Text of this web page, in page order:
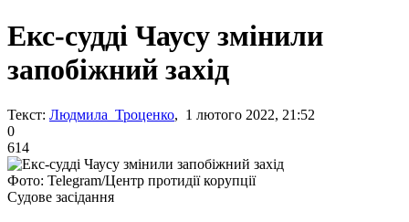
Екс-судді Чаусу змінили
запобіжний захід
Текст: Людмила Троценко, 1 лютого 2022, 21:52
0
614
Фото: Telegram/Центр протидії корупції
Судове засідання